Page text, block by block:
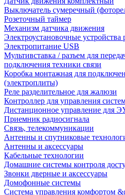
Выключатель сумеречный
Розеточный таймер
Механизм датчика движения
Электроустановочные устройства
Электропитание USB
Мультивставка / разъем для
подключения техники связи
Коробка монтажная для
(электроплиты)
Реле разделительное для жалюзи
Контроллер для управления
Дистанционное управление для
Приемник радиосигнала
Связь, телекоммуникации
Антенны и спутниковые
Антенны и аксессуары
Кабельные технологии
Домашние системы контроля
Звонки дверные и аксессуары
Домофонные системы
Система управления комфортом